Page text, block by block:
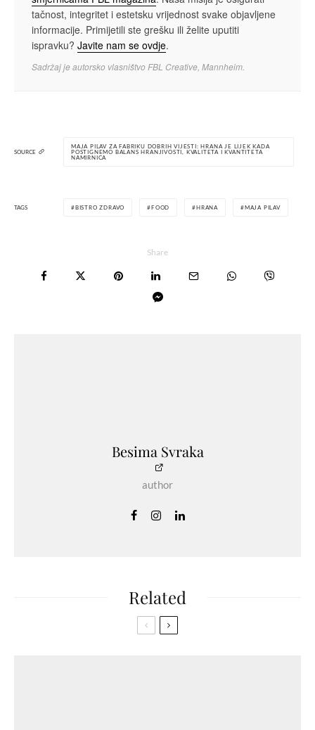
tačnost, integritet i estetsku vrijednost svake objavljene
informacije. Primijetili ste grešku ili želite uputiti
ispravku? Javite nam se ovdje.
Sadržaj je autorsko vlasništvo FBL Creative, Mannheim.
SOURCE
MAJA PILAV ZA FABRIKU DOBRIH VIJESTI: HRANA JE LIJEK KADA
POSTIGNEMO BALANS HRANJIVOSTI, KVALITETA I KVANTITETA
NAMIRNICA
TAGS BISTRO ZDRAVO FOOD HRANA MAJA PILAV
Share
Besima Svraka
author
Related